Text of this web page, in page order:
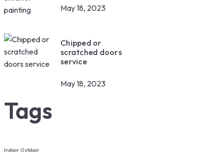
May 18, 2023
Chipped or
scratched doors
service
May 18, 2023
Tags
Indoor Outdoor